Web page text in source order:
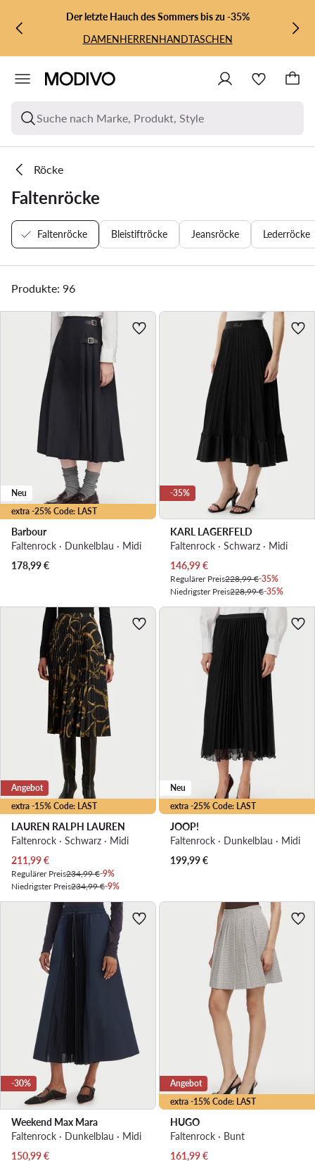
ZUM HAUPTINHALT SPRINGEN
ZUR SUCHEDer letzte Hauch des Sommers bis zu -35%
DAMENHERRENHANDTASCHEN
Suche nach Marke, Produkt, Style
Röcke
Faltenröcke
Faltenröcke Bleistiftröcke Jeansröcke Lederröcke
Produkte: 96
extra -25% Code: LAST
Neu
Barbour
Faltenrock · Dunkelblau · Midi
178,99€
-35%
KARL LAGERFELD
Faltenrock · Schwarz · Midi
Aktueller Preis
146,99€
Regulärer Preis228,99 €-35%
Niedrigster Preis228,99 €-35%
extra -15% Code: LAST
Angebot
LAUREN RALPH LAUREN
Faltenrock · Schwarz · Midi
Aktueller Preis
211,99€
Regulärer Preis234,99 €-9%
Niedrigster Preis234,99 €-9%
extra -25% Code: LAST
Neu
JOOP!
Faltenrock · Dunkelblau · Midi
199,99€
-30%
Weekend Max Mara
Faltenrock · Dunkelblau · Midi
Aktueller Preis
150,99€
extra -15% Code: LAST
Angebot
HUGO
Faltenrock · Bunt
Aktueller Preis
161,99€